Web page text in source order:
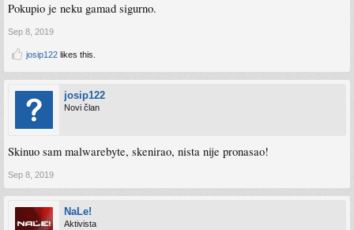
Pokupio je neku gamad sigurno.
Sep 8, 2019
josip122 likes this.
josip122
Novi član
Skinuo sam malwarebyte, skenirao, nista nije pronasao!
Sep 8, 2019
NaLe!
Aktivista